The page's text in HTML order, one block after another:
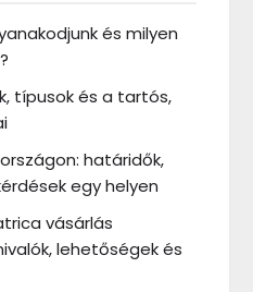
és milyen
típusok és a tartós,
határidők,
egy helyen
vásárlás
lehetőségek és